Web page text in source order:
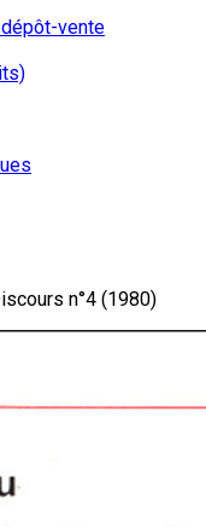
vente
n°4 (1980)